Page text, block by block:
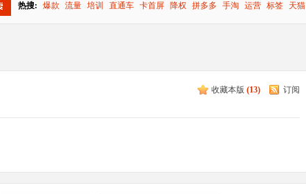
热搜: 爆款 流量 培训 直通车 卡首屏 降权 拼多多 手淘 运营 标签 天猫
收藏本版 (13) 订阅